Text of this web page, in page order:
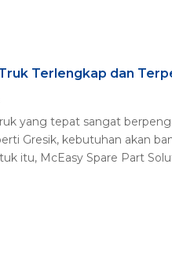
Terlengkap dan
yang tepat sangat
Gresik, kebutuhan akan
itu, McEasy Spare Part